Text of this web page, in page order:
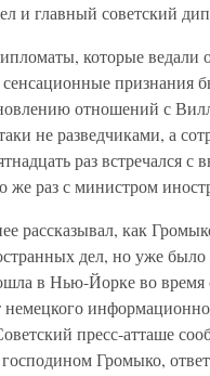
и главный советский
которые
признания
отношений с
не разведчиками, а
раз встречался
же раз с министром
рассказывал, как
дел, но уже было
в Нью-Йорке во
пресс-атташе
господином Громыко,